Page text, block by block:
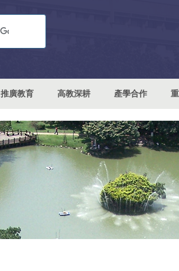
推廣教育 高教深耕 產學合作